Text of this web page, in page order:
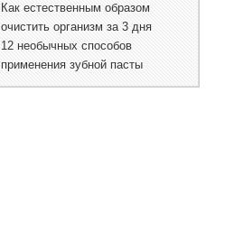
Как естественным образом
очистить организм за 3 дня
12 необычных способов
применения зубной пасты